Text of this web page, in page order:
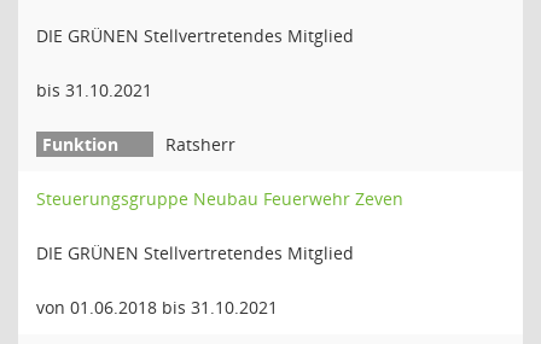
DIE GRÜNEN Stellvertretendes Mitglied
bis 31.10.2021
Ratsherr
Steuerungsgruppe Neubau Feuerwehr Zeven
DIE GRÜNEN Stellvertretendes Mitglied
von 01.06.2018 bis 31.10.2021